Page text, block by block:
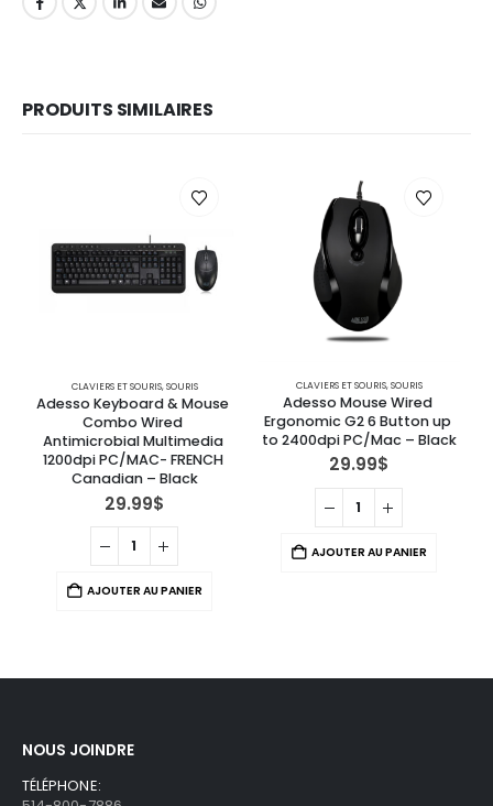
PRODUITS SIMILAIRES
CLAVIERS ET SOURIS,SOURIS
Adesso Keyboard & Mouse
Combo Wired
Antimicrobial Multimedia
1200dpi PC/MAC- FRENCH
Canadian – Black
29.99$
AJOUTER AU PANIER
CLAVIERS ET SOURIS,SOURIS
Adesso Mouse Wired
Ergonomic G2 6 Button up
to 2400dpi PC/Mac – Black
29.99$
AJOUTER AU PANIER
NOUS JOINDRE
TÉLÉPHONE: